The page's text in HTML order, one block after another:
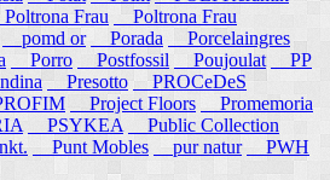
Frau
Poltrona Frau
pomd or Porada
Porcelaingres
Porro Postfossil Poujoulat
PP
Presotto
PROCeDeS
Project Floors
Promemoria
PSYKEA
Public Collection
Punt Mobles pur natur
PWH